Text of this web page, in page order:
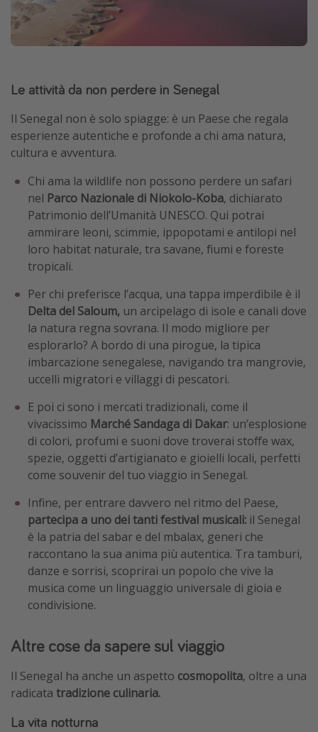
Le attività da non perdere in Senegal
Il Senegal non è solo spiagge: è un Paese che regala
esperienze autentiche e profonde a chi ama natura,
cultura e avventura.
Chi ama la wildlife non possono perdere un safari
nel Parco Nazionale di Niokolo-Koba, dichiarato
Patrimonio dell’Umanità UNESCO. Qui potrai
ammirare leoni, scimmie, ippopotami e antilopi nel
loro habitat naturale, tra savane, fiumi e foreste
tropicali.
Per chi preferisce l’acqua, una tappa imperdibile è il
Delta del Saloum, un arcipelago di isole e canali dove
la natura regna sovrana. Il modo migliore per
esplorarlo? A bordo di una pirogue, la tipica
imbarcazione senegalese, navigando tra mangrovie,
uccelli migratori e villaggi di pescatori.
E poi ci sono i mercati tradizionali, come il
vivacissimo Marché Sandaga di Dakar: un’esplosione
di colori, profumi e suoni dove troverai stoffe wax,
spezie, oggetti d’artigianato e gioielli locali, perfetti
come souvenir del tuo viaggio in Senegal.
Infine, per entrare davvero nel ritmo del Paese,
partecipa a uno dei tanti festival musicali: il Senegal
è la patria del sabar e del mbalax, generi che
raccontano la sua anima più autentica. Tra tamburi,
danze e sorrisi, scoprirai un popolo che vive la
musica come un linguaggio universale di gioia e
condivisione.
Altre cose da sapere sul viaggio
Il Senegal ha anche un aspetto cosmopolita, oltre a una
radicata tradizione culinaria.
La vita notturna